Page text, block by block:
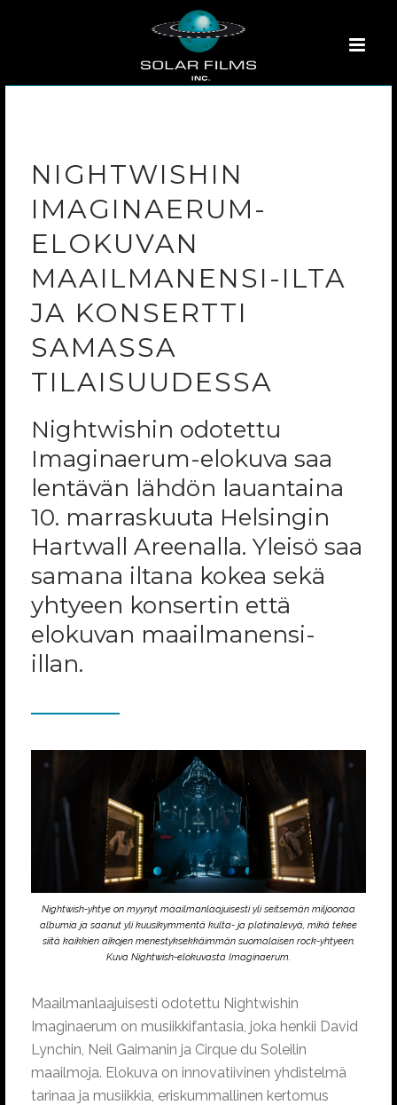
NIGHTWISHIN
IMAGINAERUM-
ELOKUVAN
MAAILMANENSI-ILTA
JA KONSERTTI
SAMASSA
TILAISUUDESSA
Nightwishin odotettu
Imaginaerum-elokuva saa
lentävän lähdön lauantaina
10. marraskuuta Helsingin
Hartwall Areenalla. Yleisö saa
samana iltana kokea sekä
yhtyeen konsertin että
elokuvan maailmanensi-
illan.
Nightwish-yhtye on myynyt maailmanlaajuisesti yli seitsemän miljoonaa
albumia ja saanut yli kuusikymmentä kulta- ja platinalevyä, mikä tekee
siitä kaikkien aikojen menestyksekkäimmän suomalaisen rock-yhtyeen.
Kuva Nightwish-elokuvasta Imaginaerum.
Maailmanlaajuisesti odotettu Nightwishin
Imaginaerum on musiikkifantasia, joka henkii David
Lynchin, Neil Gaimanin ja Cirque du Soleilin
maailmoja. Elokuva on innovatiivinen yhdistelmä
tarinaa ja musiikkia, eriskummallinen kertomus